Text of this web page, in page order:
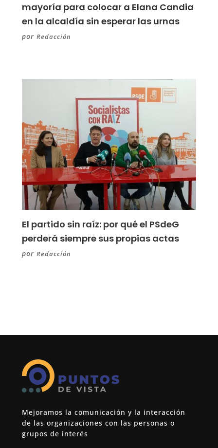
mayoría para colocar a Elana Candia
en la alcaldía sin esperar las urnas
por Redacción
El partido sin raíz: por qué el PSdeG
perderá siempre sus propias actas
por Redacción
Mejoramos la comunicación y la interacción
de las organizaciones con las personas o
grupos de interés